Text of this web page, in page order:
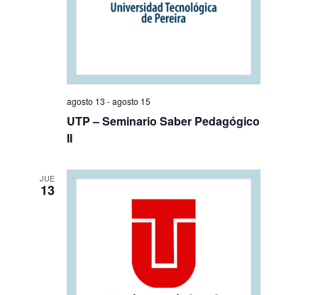
UTP – Seminario Saber Pedagógico
II
agosto 13 -agosto 15
JUE
13